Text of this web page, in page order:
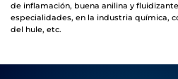
de inflamación, buena anilina y
especialidades, en la industria química,
del hule, etc.